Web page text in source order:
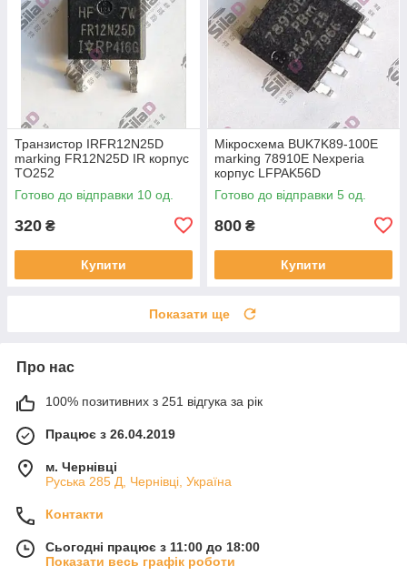
Транзистор IRFR12N25D
marking FR12N25D IR корпус
TO252
Готово до відправки 10 од.
320 ₴
Купити
Мікросхема BUK7K89-100E
marking 78910E Nexperia
корпус LFPAK56D
Готово до відправки 5 од.
800 ₴
Купити
Показати ще
Про нас
100% позитивних з 251 відгука за рік
Працює з 26.04.2019
м. Чернівці
Руська 285 Д, Чернівці, Україна
Контакти
Сьогодні працює з 11:00 до 18:00
Показати весь графік роботи